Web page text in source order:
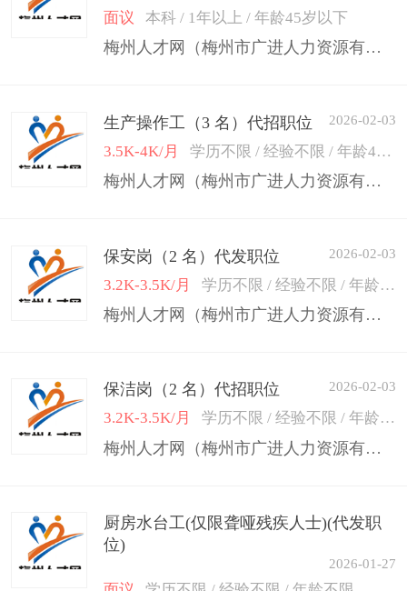
面议 本科 / 1年以上 / 年龄45岁以下
梅州人才网（梅州市广进人力资源有限公司）
生产操作工（3 名）代招职位 2026-02-03
3.5K-4K/月 学历不限 / 经验不限 / 年龄45岁以下
梅州人才网（梅州市广进人力资源有限公司）
保安岗（2 名）代发职位 2026-02-03
3.2K-3.5K/月 学历不限 / 经验不限 / 年龄50岁以下
梅州人才网（梅州市广进人力资源有限公司）
保洁岗（2 名）代招职位 2026-02-03
3.2K-3.5K/月 学历不限 / 经验不限 / 年龄50岁以下
梅州人才网（梅州市广进人力资源有限公司）
厨房水台工(仅限聋哑残疾人士)(代发职
位)
2026-01-27